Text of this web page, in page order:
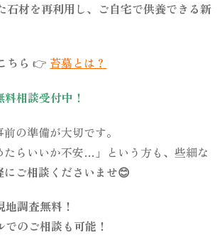
石材を再利用し、ご自宅で供養できる新
ちら 👉 苔墓とは？
相談受付中！
の準備が大切です。
たらいいか不安…」という方も、些細な
にご相談くださいませ😊
調査無料！
のご相談も可能！